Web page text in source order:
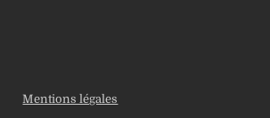
Mentions légales